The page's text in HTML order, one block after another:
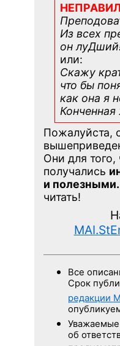
Из всех
он
или:
Скажу
что бы
как она я
Конченная
Пожалуйста,
Они для
получались
и полезными.
читать!
Все
Срок
редакции
об